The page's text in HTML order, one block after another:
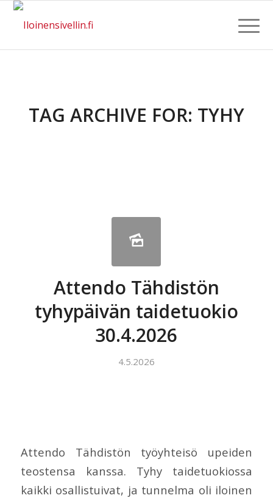
TAG ARCHIVE FOR: TYHY
Attendo Tähdistön
tyhypäivän taidetuokio
30.4.2026
4.5.2026
Attendo Tähdistön työyhteisö upeiden
teostensa kanssa. Tyhy taidetuokiossa
kaikki osallistuivat, ja tunnelma oli iloinen